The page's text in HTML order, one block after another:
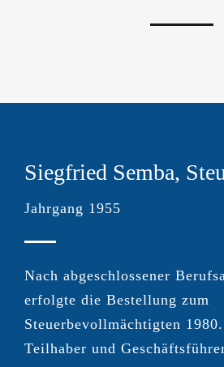
Siegfried Semba,
Jahrgang 1955
Nach abgeschlossener
erfolgte die Bestellung zum
Steuerbevollmächtigten
Teilhaber und